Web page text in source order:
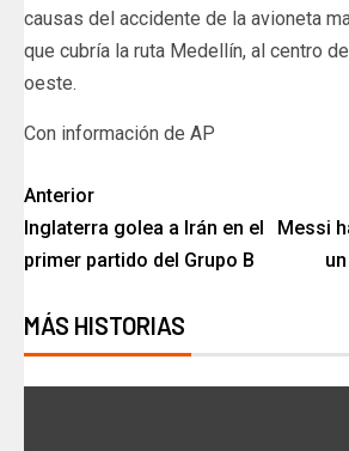
causas del accidente de la avioneta
que cubría la ruta Medellín, al centro
oeste.
Con información de AP
Anterior
Inglaterra golea a Irán en el
primer partido del Grupo B
Messi
MÁS HISTORIAS